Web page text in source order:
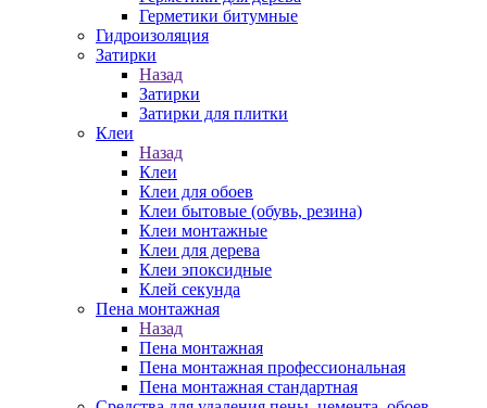
Герметики битумные
Гидроизоляция
Затирки
Назад
Затирки
Затирки для плитки
Клеи
Назад
Клеи
Клеи для обоев
Клеи бытовые (обувь, резина)
Клеи монтажные
Клеи для дерева
Клеи эпоксидные
Клей секунда
Пена монтажная
Назад
Пена монтажная
Пена монтажная профессиональная
Пена монтажная стандартная